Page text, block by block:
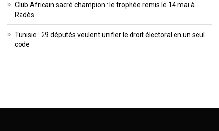
Club Africain sacré champion : le trophée remis le 14 mai à
Radès
Tunisie : 29 députés veulent unifier le droit électoral en un seul
code